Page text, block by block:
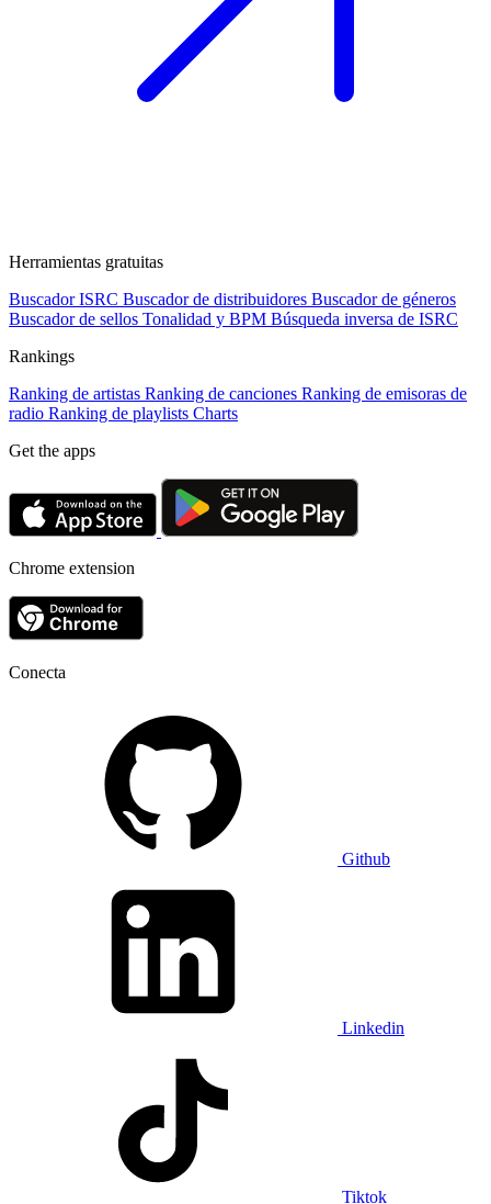
Herramientas gratuitas
Buscador ISRC Buscador de distribuidores Buscador de géneros
Buscador de sellos Tonalidad y BPM Búsqueda inversa de ISRC
Rankings
Ranking de artistas Ranking de canciones Ranking de emisoras de
radio Ranking de playlists Charts
Get the apps
Chrome extension
Conecta
Github
Linkedin
Tiktok